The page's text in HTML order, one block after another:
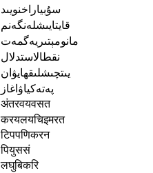
سۇبياراخنويىد
قايتايىشلەنگەنم
مانومېتىريەگمەت
نقطالاستدلال
يىتچىشلىقھايۋان
پەتەكياۋاغاز
अंतरवयवसत
करयलयचिइमरत
टिपपणिकरन
पियुससं
लघुबिकरि